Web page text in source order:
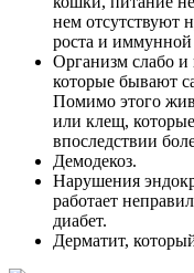
нем отсутствуют
роста и
Организм слабо и
которые бывают
Помимо этого
или клещ,
впоследствии
Демодекоз.
Нарушения
работает
диабет.
Дерматит,